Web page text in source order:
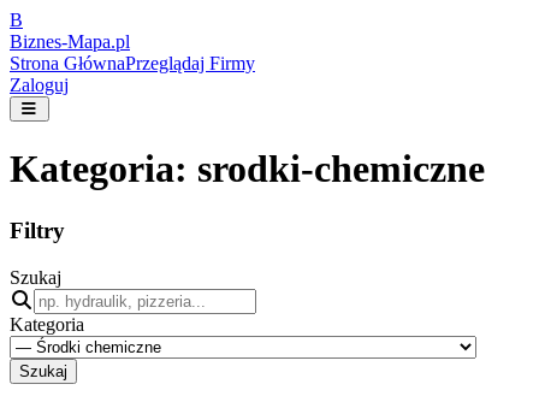
B
Biznes-Mapa.pl
Strona GłównaPrzeglądaj Firmy
Zaloguj
Kategoria: srodki-chemiczne
Filtry
Szukaj
Kategoria
Szukaj